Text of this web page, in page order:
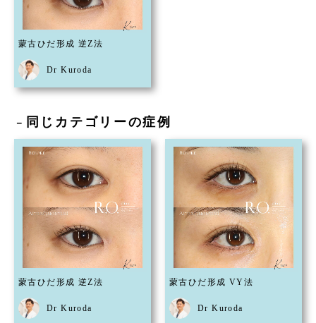
蒙古ひだ形成 逆Z法
Dr Kuroda
－ 同じカテゴリーの症例
蒙古ひだ形成 逆Z法
Dr Kuroda
蒙古ひだ形成 VY法
Dr Kuroda